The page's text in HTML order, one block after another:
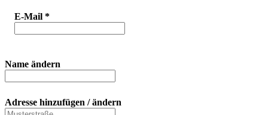
E-Mail *
Name ändern
Adresse hinzufügen / ändern